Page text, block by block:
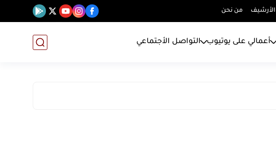
الأرشيف من نحن
أعمالي على يوتيوب التواصل الأجتماعي